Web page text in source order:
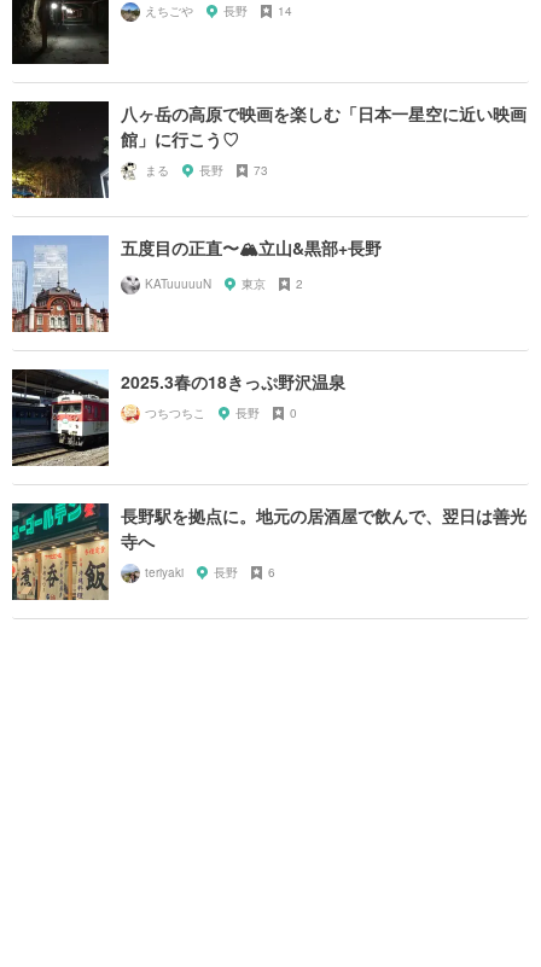
えちごや 長野 14
八ヶ岳の高原で映画を楽しむ「日本一星空に近い映画
館」に行こう♡
まる 長野 73
五度目の正直〜🏔立山&黒部+長野
KATuuuuuN 東京 2
2025.3春の18きっぷ野沢温泉
つちつちこ 長野 0
長野駅を拠点に。地元の居酒屋で飲んで、翌日は善光
寺へ
teriyaki 長野 6